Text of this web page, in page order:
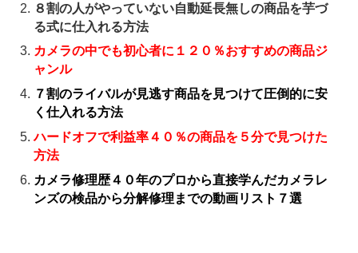
８割の人がやっていない自動延長無しの商品を芋づ
る式に仕入れる方法
カメラの中でも初心者に１２０％おすすめの商品ジ
ャンル
７割のライバルが見逃す商品を見つけて圧倒的に安
く仕入れる方法
ハードオフで利益率４０％の商品を５分で見つけた
方法
カメラ修理歴４０年のプロから直接学んだカメラレ
ンズの検品から分解修理までの動画リスト７選